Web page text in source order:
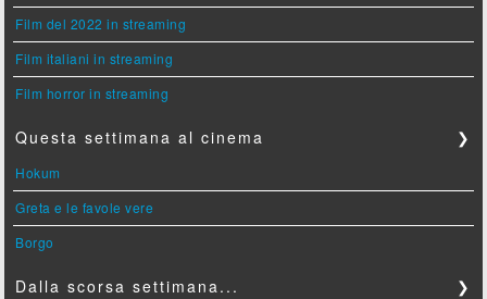
Film del 2022 in streaming
Film italiani in streaming
Film horror in streaming
Questa settimana al cinema ❯
Hokum
Greta e le favole vere
Borgo
Dalla scorsa settimana... ❯